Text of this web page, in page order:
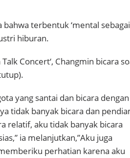
terbentuk ‘mental sebagai
hiburan.
Talk Concert‘, Changmin bicara
yang santai dan bicara dengan
tidak banyak bicara dan
relatif, aku tidak banyak bicara
ia melanjutkan,”Aku juga
perhatian karena aku